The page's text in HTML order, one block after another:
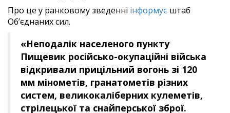
Про це у ранковому зведенні інформує штаб
Об’єднаних сил.
«Неподалік населеного пункту
Пищевик російсько-окупаційні війська
відкривали прицільний вогонь зі 120
мм мінометів, гранатометів різних
систем, великокаліберних кулеметів,
стрілецької та снайперської зброї.